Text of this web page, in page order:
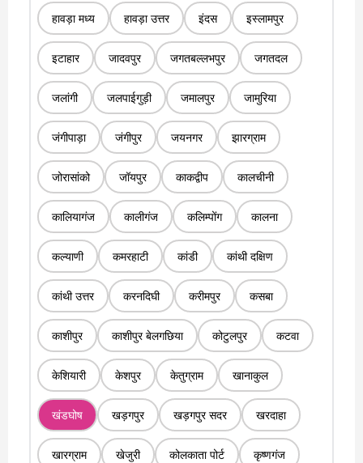
हावड़ा मध्य हावड़ा उत्तर इंदस इस्लामपुर
इटाहार जादवपुर जगतबल्लभपुर जगतदल
जलांगी जलपाईगुड़ी जमालपुर जामुरिया
जंगीपाड़ा जंगीपुर जयनगर झारग्राम
जोरासांको जॉयपुर काकद्वीप कालचीनी
कालियागंज कालीगंज कलिम्पोंग कालना
कल्याणी कमरहाटी कांडी कांथी दक्षिण
कांथी उत्तर करनदिघी करीमपुर कसबा
काशीपुर काशीपुर बेलगछिया कोटुलपुर कटवा
केशियारी केशपुर केतुग्राम खानाकुल
खंडघोष खड़गपुर खड़गपुर सदर खरदाहा
खारग्राम खेजुरी कोलकाता पोर्ट कृष्णगंज